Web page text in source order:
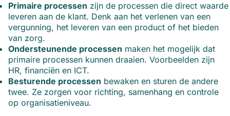
Primaire processen zijn de processen die direct waarde
leveren aan de klant. Denk aan het verlenen van een
vergunning, het leveren van een product of het bieden
van zorg.
Ondersteunende processen maken het mogelijk dat
primaire processen kunnen draaien. Voorbeelden zijn
HR, financiën en ICT.
Besturende processen bewaken en sturen de andere
twee. Ze zorgen voor richting, samenhang en controle
op organisatieniveau.